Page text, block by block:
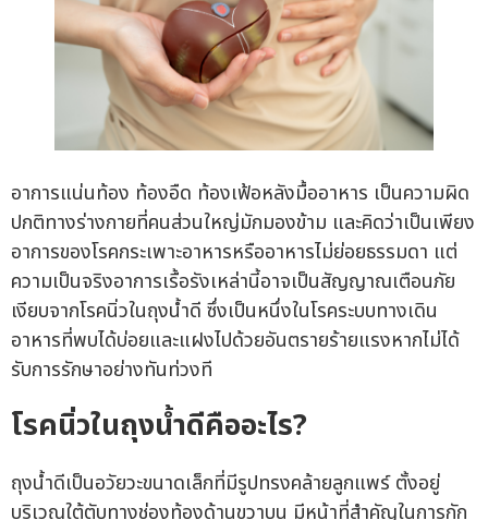
อาการแน่นท้อง ท้องอืด ท้องเฟ้อหลังมื้ออาหาร เป็นความผิด
ปกติทางร่างกายที่คนส่วนใหญ่มักมองข้าม และคิดว่าเป็นเพียง
อาการของโรคกระเพาะอาหารหรืออาหารไม่ย่อยธรรมดา แต่
ความเป็นจริงอาการเรื้อรังเหล่านี้อาจเป็นสัญญาณเตือนภัย
เงียบจากโรคนิ่วในถุงน้ำดี ซึ่งเป็นหนึ่งในโรคระบบทางเดิน
อาหารที่พบได้บ่อยและแฝงไปด้วยอันตรายร้ายแรงหากไม่ได้
รับการรักษาอย่างทันท่วงที
โรคนิ่วในถุงน้ำดีคืออะไร?
ถุงน้ำดีเป็นอวัยวะขนาดเล็กที่มีรูปทรงคล้ายลูกแพร์ ตั้งอยู่
บริเวณใต้ตับทางช่องท้องด้านขวาบน มีหน้าที่สำคัญในการกัก